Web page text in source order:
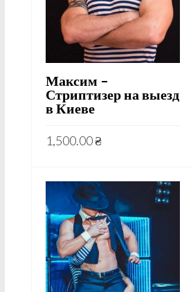
Максим –
Стриптизер на выезд
в Киеве
1,500.00₴